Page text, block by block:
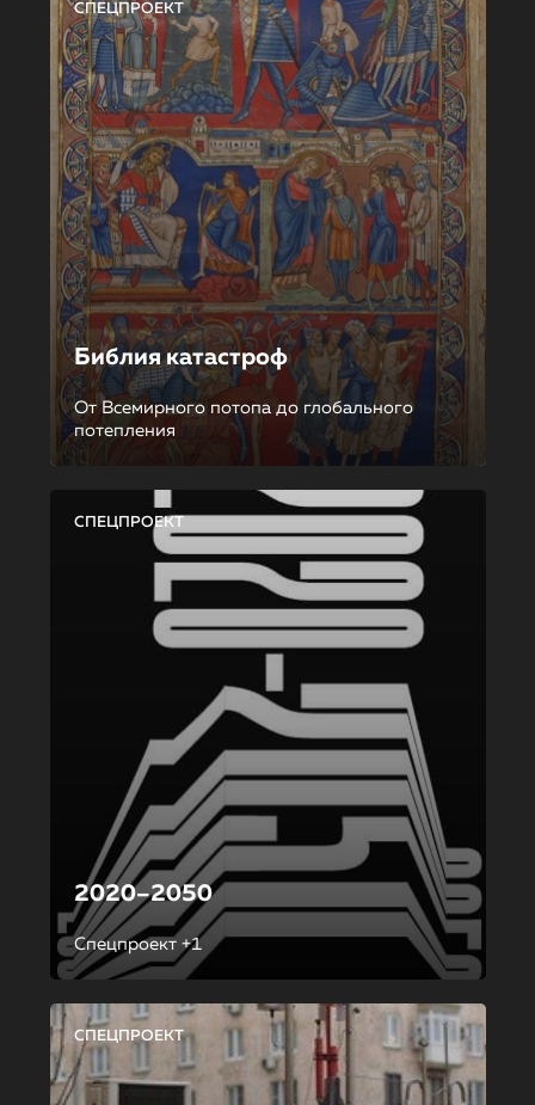
СПЕЦПРОЕКТ
Библия катастроф
От Всемирного потопа до глобального
потепления
СПЕЦПРОЕКТ
2020–2050
Спецпроект +1
СПЕЦПРОЕКТ